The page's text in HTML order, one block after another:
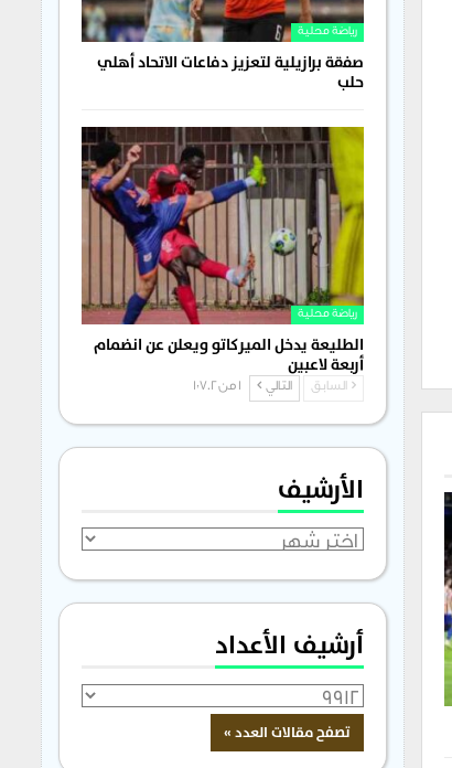
رياضة محلية
صفقة برازيلية لتعزيز دفاعات الاتحاد أهلي
حلب
رياضة محلية
الطليعة يدخل الميركاتو ويعلن عن انضمام
أربعة لاعبين
السابق التالي 1 من 1٬702
الأرشيف
الأرشيف
أرشيف الأعداد